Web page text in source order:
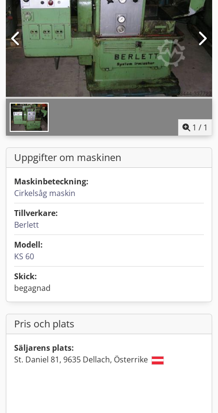
1 / 1
Uppgifter om maskinen
Maskinbeteckning:
Cirkelsåg maskin
Tillverkare:
Berlett
Modell:
KS 60
Skick:
begagnad
Pris och plats
Säljarens plats:
St. Daniel 81, 9635 Dellach, Österrike